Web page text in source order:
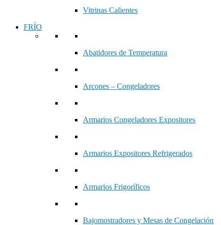
Vitrinas Calientes
FRÍO
Abatidores de Temperatura
Arcones – Congeladores
Armarios Congeladores Expositores
Armarios Expositores Refrigerados
Armarios Frigoríficos
Bajomostradores y Mesas de Congelación